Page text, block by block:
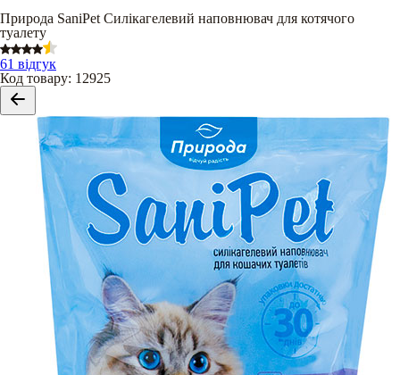
Природа SaniPet Силікагелевий наповнювач для котячого
туалету
61 відгук
Код товару: 12925